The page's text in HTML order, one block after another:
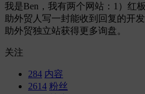
我是Ben，我有两个网站：1）红
助外贸人写一封能收到回复的开
助外贸独立站获得更多询盘。
关注
284 内容
2614 粉丝